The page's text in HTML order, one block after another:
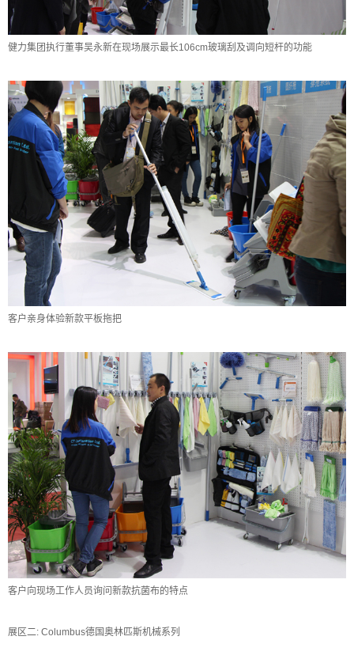
健力集团执行董事吴永新在现场展示最长106cm玻璃刮及调向短杆的功能
客户亲身体验新款平板拖把
客户向现场工作人员询问新款抗菌布的特点
展区二: Columbus德国奥林匹斯机械系列